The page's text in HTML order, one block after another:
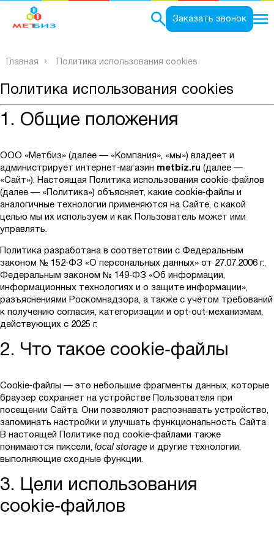
Заказать звонок
Главная Политика использования cookies
Политика использования cookies
1. Общие положения
ООО «Метбиз» (далее — «Компания», «мы») владеет и
администрирует интернет‑магазин metbiz.ru (далее —
«Сайт»). Настоящая Политика использования cookie‑файлов
(далее — «Политика») объясняет, какие cookie‑файлы и
аналогичные технологии применяются на Сайте, с какой
целью мы их используем и как Пользователь может ими
управлять.
Политика разработана в соответствии с Федеральным
законом № 152‑ФЗ «О персональных данных» от 27.07.2006 г.,
Федеральным законом № 149‑ФЗ «Об информации,
информационных технологиях и о защите информации»,
разъяснениями Роскомнадзора, а также с учётом требований
к получению согласия, категоризации и opt‑out‑механизмам,
действующих с 2025 г.
2. Что такое cookie‑файлы
Cookie‑файлы — это небольшие фрагменты данных, которые
браузер сохраняет на устройстве Пользователя при
посещении Сайта. Они позволяют распознавать устройство,
запоминать настройки и улучшать функциональность Сайта.
В настоящей Политике под cookie‑файлами также
понимаются пиксели,local storage и другие технологии,
выполняющие сходные функции.
3. Цели использования
cookie‑файлов